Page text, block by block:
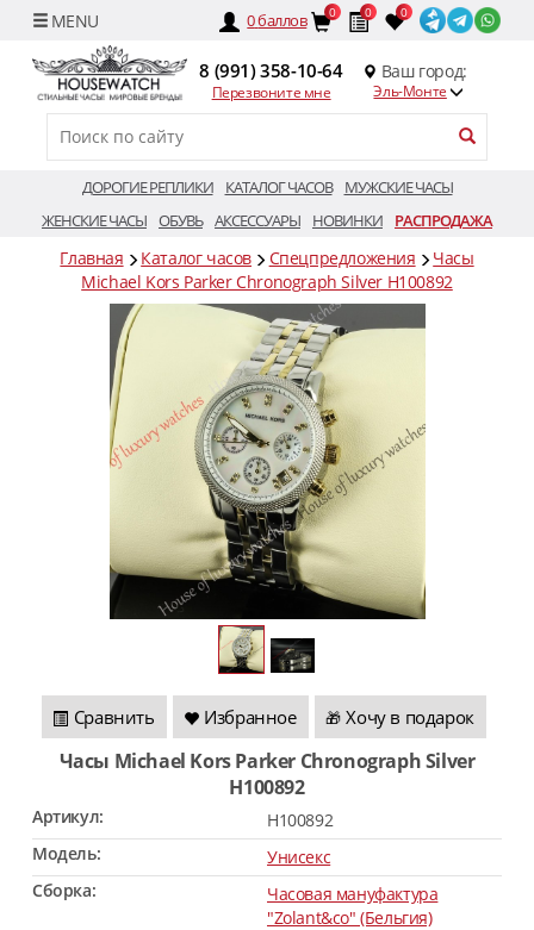
0баллов 0 0 0
8 (991) 358-10-64
Перезвоните мне
Ваш город:
Эль-Монте
ДОРОГИЕ РЕПЛИКИ КАТАЛОГ ЧАСОВ
МУЖСКИЕ ЧАСЫ
ЖЕНСКИЕ ЧАСЫ ОБУВЬ АКСЕССУАРЫ НОВИНКИ РАСПРОДАЖА
Главная Каталог часов Спецпредложения
Часы
Michael Kors Parker Chronograph Silver H100892
Сравнить Избранное 🎁 Хочу в подарок
Часы Michael Kors Parker Chronograph Silver
H100892
Артикул:
H100892
Модель:
Унисекс
Сборка:
Часовая мануфактура
"Zolant&co" (Бельгия)